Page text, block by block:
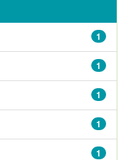
1
1
1
1
1